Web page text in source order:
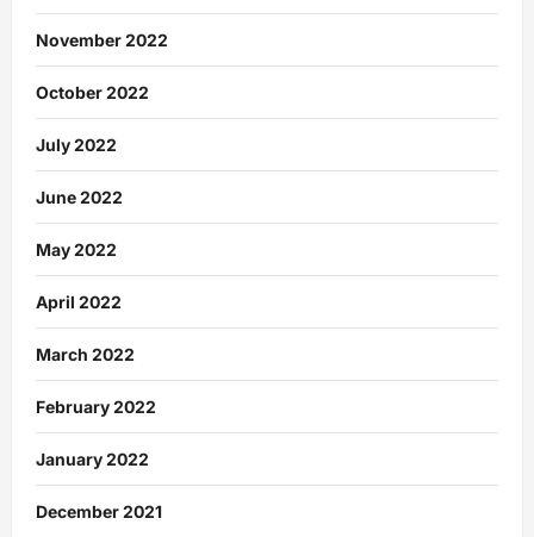
November 2022
October 2022
July 2022
June 2022
May 2022
April 2022
March 2022
February 2022
January 2022
December 2021